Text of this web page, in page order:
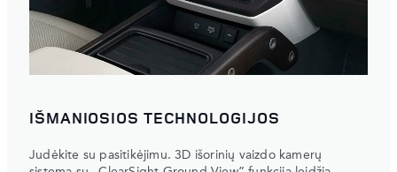
IŠMANIOSIOS TECHNOLOGIJOS
Judėkite su pasitikėjimu. 3D išorinių vaizdo kamerų